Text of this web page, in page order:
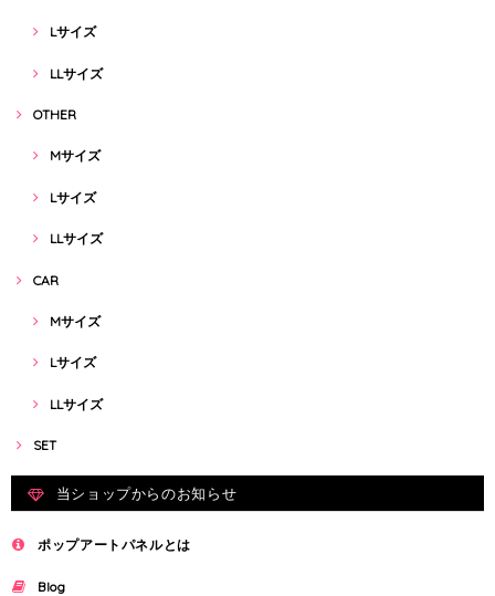
Lサイズ
LLサイズ
OTHER
Mサイズ
Lサイズ
LLサイズ
CAR
Mサイズ
Lサイズ
LLサイズ
SET
当ショップからのお知らせ
ポップアートパネルとは
Blog